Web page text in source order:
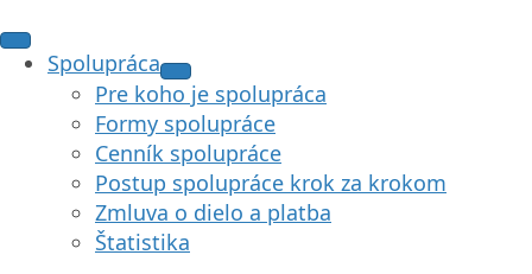
Spolupráca
Pre koho je spolupráca
Formy spolupráce
Cenník spolupráce
Postup spolupráce krok za krokom
Zmluva o dielo a platba
Štatistika